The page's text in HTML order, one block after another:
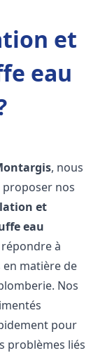
et
eau
, nous
nos
et
eau
à
matière de
Nos
pour
problèmes liés